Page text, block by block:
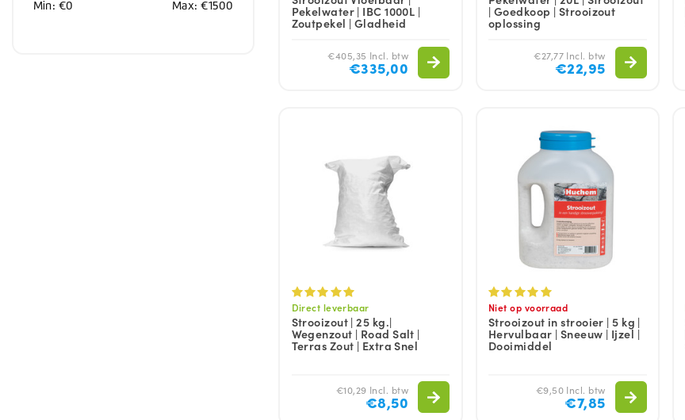
Min: €0 Max: €1500 Pekelwater | IBC 1000L |
Zoutpekel | Gladheid
€405,35 Incl. btw
€335,00
| Goedkoop | Strooizout
oplossing
€27,77 Incl. btw
€22,95
Direct leverbaar
Strooizout | 25 kg.|
Wegenzout | Road Salt |
Terras Zout | Extra Snel
€10,29 Incl. btw
€8,50
Niet op voorraad
Strooizout in strooier | 5 kg |
Hervulbaar | Sneeuw | Ijzel |
Dooimiddel
€9,50 Incl. btw
€7,85